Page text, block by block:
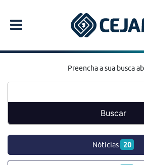
Preencha a sua busca
Nóticias 20